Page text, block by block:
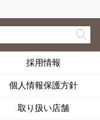
採用情報
個人情報保護方針
取り扱い店舗